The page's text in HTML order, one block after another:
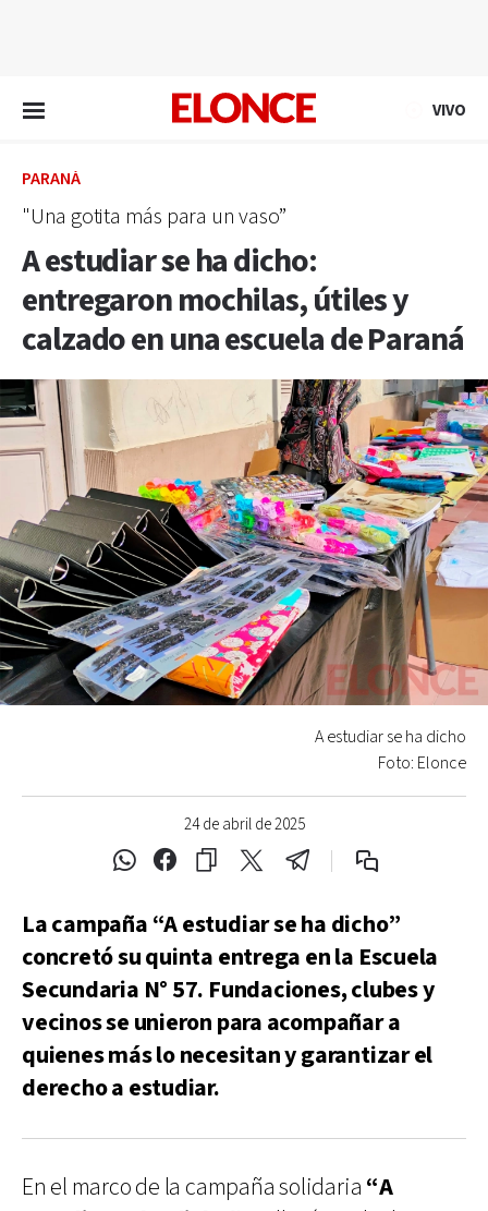
VIVO
PARANÁ
"Una gotita más para un vaso”
A estudiar se ha dicho:
entregaron mochilas, útiles y
calzado en una escuela de Paraná
24 de abril de 2025
A estudiar se ha dicho
Foto: Elonce
La campaña “A estudiar se ha dicho”
concretó su quinta entrega en la Escuela
Secundaria N° 57. Fundaciones, clubes y
vecinos se unieron para acompañar a
quienes más lo necesitan y garantizar el
derecho a estudiar.
En el marco de la campaña solidaria “A